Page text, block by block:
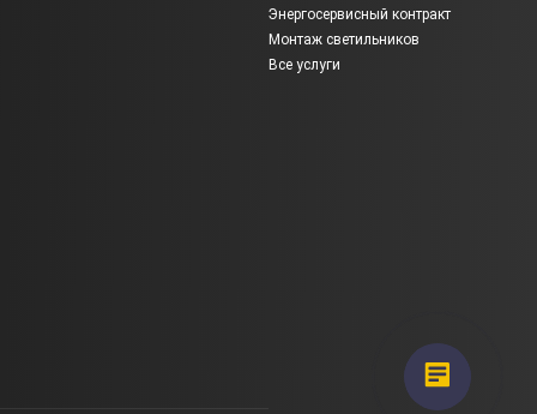
Энергосервисный контракт
Монтаж светильников
Все услуги